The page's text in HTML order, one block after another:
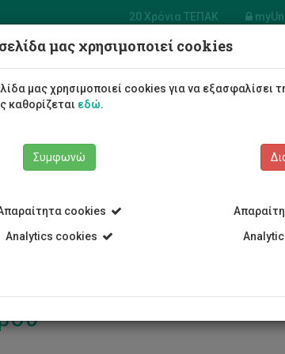
20 Χρόνια ΤΕΠΑΚ myUni
Φοιτητές/τριες
Υπηρεσία Διαχείρισης Περιουσίας
μας χρησιμοποιεί cookies
μας χρησιμοποιεί cookies για να εξασφαλίσει
καθορίζεται εδώ.
Συμφωνώ
cookies
Analytics cookies